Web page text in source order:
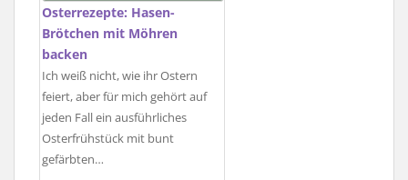
Osterrezepte: Hasen-
Brötchen mit Möhren
backen
Ich weiß nicht, wie ihr Ostern
feiert, aber für mich gehört auf
jeden Fall ein ausführliches
Osterfrühstück mit bunt
gefärbten…